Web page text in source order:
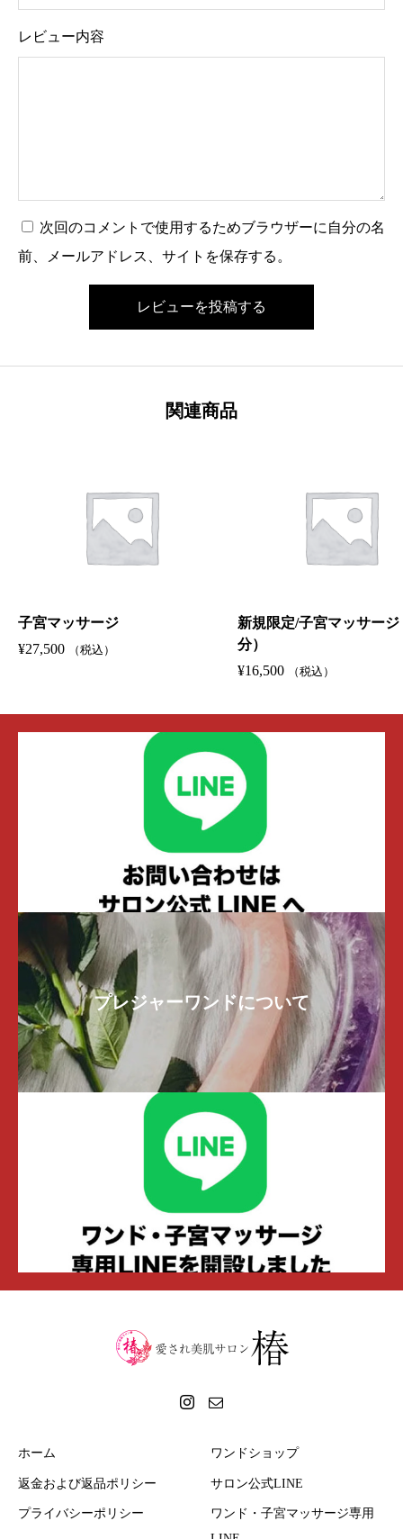
レビュー内容
次回のコメントで使用するためブラウザーに自分の名
前、メールアドレス、サイトを保存する。
関連商品
子宮マッサージ
¥27,500 （税込）
新規限定/子宮マッサージ
分）
¥16,500 （税込）
プレジャーワンドについて
ホーム
返金および返品ポリシー
プライバシーポリシー
ワンドショップ
サロン公式LINE
ワンド・子宮マッサージ専用